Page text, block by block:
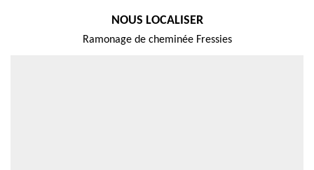
NOUS LOCALISER
Ramonage de cheminée Fressies